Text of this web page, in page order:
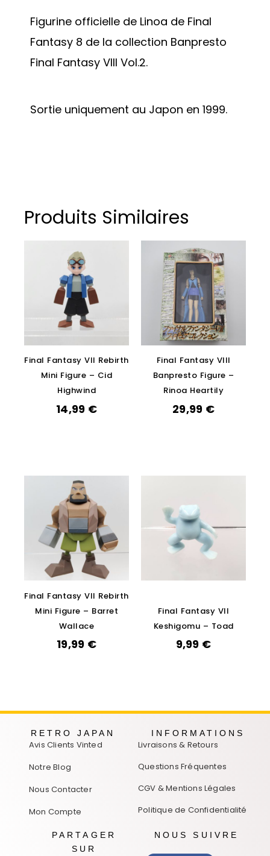
Figurine officielle de Linoa de Final
Fantasy 8 de la collection Banpresto
Final Fantasy VIII Vol.2.
Sortie uniquement au Japon en 1999.
Produits Similaires
Final Fantasy VII Rebirth
Mini Figure – Cid
Highwind
14,99 €
Final Fantasy VIII
Banpresto Figure –
Rinoa Heartily
29,99 €
Final Fantasy VII Rebirth
Mini Figure – Barret
Wallace
19,99 €
Final Fantasy VII
Keshigomu – Toad
9,99 €
RETRO JAPAN
Avis Clients Vinted
Notre Blog
Nous Contacter
Mon Compte
INFORMATIONS
Livraisons & Retours
Questions Fréquentes
CGV & Mentions Légales
Politique de Confidentialité
PARTAGER
SUR
NOUS SUIVRE